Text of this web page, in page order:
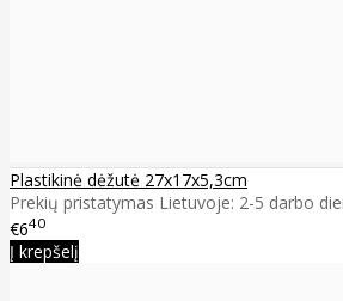
Plastikinė dėžutė 27x17x5,3cm
Prekių pristatymas Lietuvoje: 2-5 darbo
€640
Į krepšelį